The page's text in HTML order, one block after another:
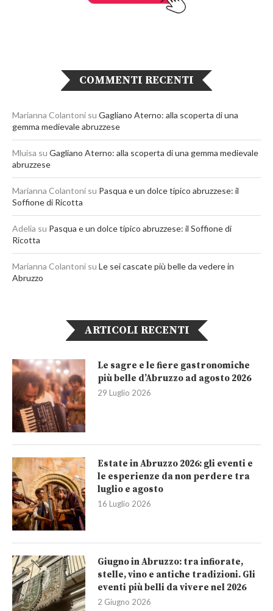
COMMENTI RECENTI
Marianna Colantoni su Gagliano Aterno: alla scoperta di una
gemma medievale abruzzese
Mluisa su Gagliano Aterno: alla scoperta di una gemma medievale
abruzzese
Marianna Colantoni su Pasqua e un dolce tipico abruzzese: il
Soffione di Ricotta
Adelia su Pasqua e un dolce tipico abruzzese: il Soffione di
Ricotta
Marianna Colantoni su Le sei cascate più belle da vedere in
Abruzzo
ARTICOLI RECENTI
Le sagre e le fiere gastronomiche
più belle d’Abruzzo ad agosto 2026
29 Luglio 2026
Estate in Abruzzo 2026: gli eventi e
le esperienze da non perdere tra
luglio e agosto
16 Luglio 2026
Giugno in Abruzzo: tra infiorate,
stelle, vino e antiche tradizioni. Gli
eventi più belli da vivere nel 2026
2 Giugno 2026